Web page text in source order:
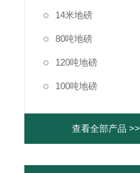
14米地磅
80吨地磅
120吨地磅
100吨地磅
查看全部产品 >>